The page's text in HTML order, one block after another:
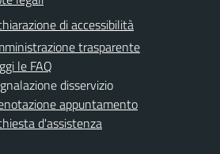
di accessibilità
trasparente
le FAQ
disservizio
appuntamento
d'assistenza